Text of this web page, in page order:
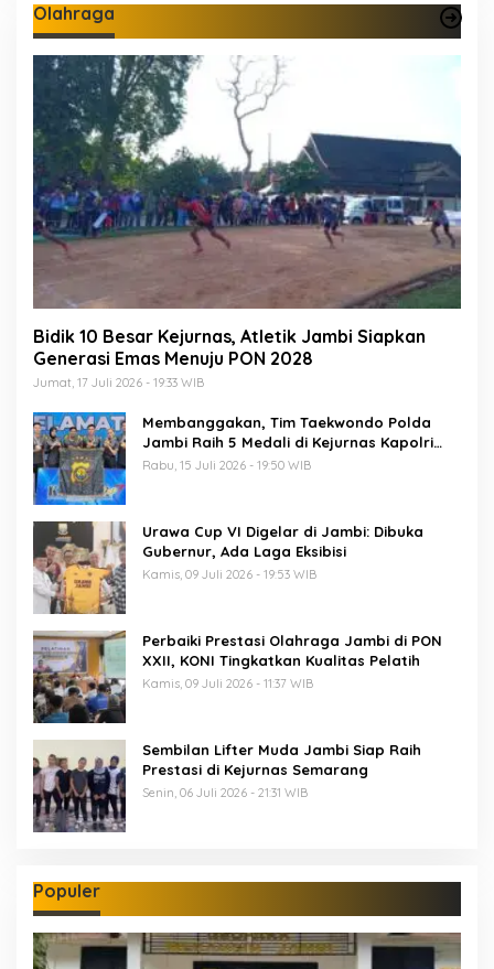
Olahraga
Bidik 10 Besar Kejurnas, Atletik Jambi Siapkan
Generasi Emas Menuju PON 2028
Jumat, 17 Juli 2026 - 19:33 WIB
Membanggakan, Tim Taekwondo Polda
Jambi Raih 5 Medali di Kejurnas Kapolri
Cup 7
Rabu, 15 Juli 2026 - 19:50 WIB
Urawa Cup VI Digelar di Jambi: Dibuka
Gubernur, Ada Laga Eksibisi
Kamis, 09 Juli 2026 - 19:53 WIB
Perbaiki Prestasi Olahraga Jambi di PON
XXII, KONI Tingkatkan Kualitas Pelatih
Kamis, 09 Juli 2026 - 11:37 WIB
Sembilan Lifter Muda Jambi Siap Raih
Prestasi di Kejurnas Semarang
Senin, 06 Juli 2026 - 21:31 WIB
Populer